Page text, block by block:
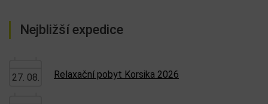
Nejbližší expedice
27. 08. Relaxační pobyt Korsika 2026